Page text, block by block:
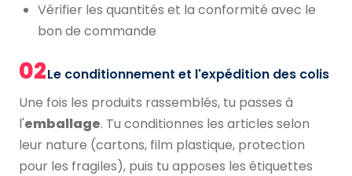
Vérifier les quantités et la conformité avec le
bon de commande
02Le conditionnement et l'expédition des colis
Une fois les produits rassemblés, tu passes à
l'emballage. Tu conditionnes les articles selon
leur nature (cartons, film plastique, protection
pour les fragiles), puis tu apposes les étiquettes